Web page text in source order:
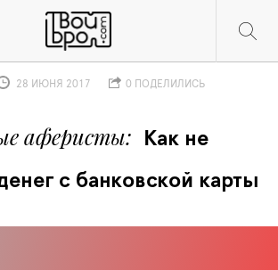
аферисты
Как не
с банковской карты
28 ИЮНЯ 2017 0 ПОДЕЛИЛИСЬ